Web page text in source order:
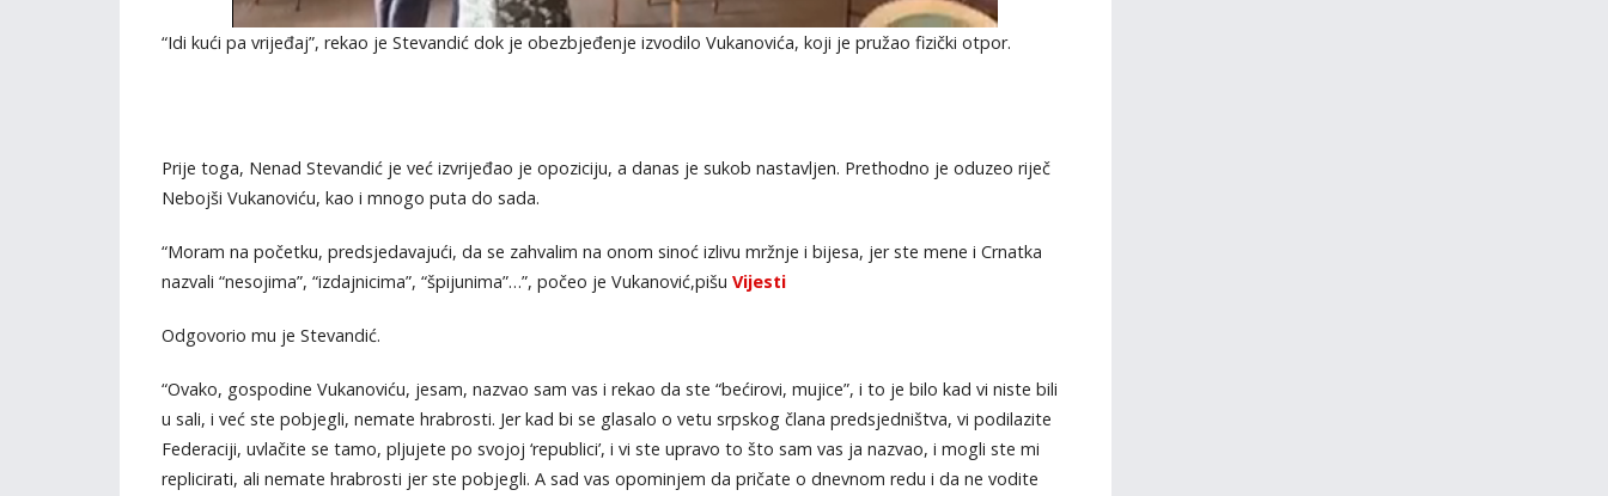
“Idi kući pa vrijeđaj”, rekao je Stevandić dok je obezbjeđenje izvodilo Vukanovića, koji je pružao fizički otpor.
Prije toga, Nenad Stevandić je već izvrijeđao je opoziciju, a danas je sukob nastavljen. Prethodno je oduzeo riječ
Nebojši Vukanoviću, kao i mnogo puta do sada.
“Moram na početku, predsjedavajući, da se zahvalim na onom sinoć izlivu mržnje i bijesa, jer ste mene i Crnatka
nazvali “nesojima”, “izdajnicima”, “špijunima”…”, počeo je Vukanović,pišu Vijesti
Odgovorio mu je Stevandić.
“Ovako, gospodine Vukanoviću, jesam, nazvao sam vas i rekao da ste “bećirovi, mujice”, i to je bilo kad vi niste bili
u sali, i već ste pobjegli, nemate hrabrosti. Jer kad bi se glasalo o vetu srpskog člana predsjedništva, vi podilazite
Federaciji, uvlačite se tamo, pljujete po svojoj ‘republici’, i vi ste upravo to što sam vas ja nazvao, i mogli ste mi
replicirati, ali nemate hrabrosti jer ste pobjegli. A sad vas opominjem da pričate o dnevnom redu i da ne vodite